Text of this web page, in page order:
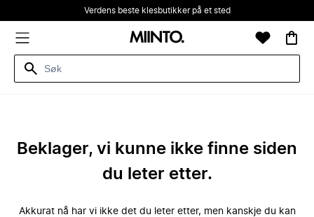
Verdens beste klesbutikker på et sted
Beklager, vi kunne ikke finne siden
du leter etter.
Akkurat nå har vi ikke det du leter etter, men kanskje du kan